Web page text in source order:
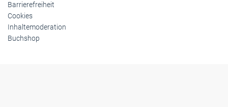
Barrierefreiheit
Cookies
Inhaltemoderation
Buchshop